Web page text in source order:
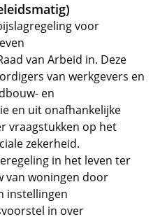
voor
van Arbeid in. Deze
van werkgevers en
en
en uit onafhankelijke
vraagstukken op het
zekerheid.
in het leven ter
van woningen door
instellingen
in over